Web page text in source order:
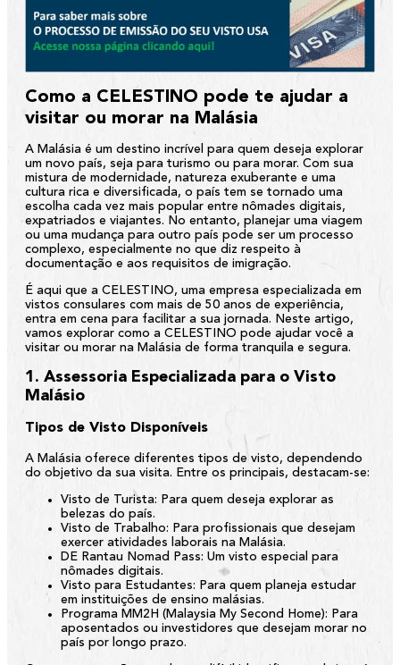
Como a CELESTINO pode te ajudar a
visitar ou morar na Malásia
A Malásia é um destino incrível para quem deseja explorar
um novo país, seja para turismo ou para morar. Com sua
mistura de modernidade, natureza exuberante e uma
cultura rica e diversificada, o país tem se tornado uma
escolha cada vez mais popular entre nômades digitais,
expatriados e viajantes. No entanto, planejar uma viagem
ou uma mudança para outro país pode ser um processo
complexo, especialmente no que diz respeito à
documentação e aos requisitos de imigração.
É aqui que a CELESTINO, uma empresa especializada em
vistos consulares com mais de 50 anos de experiência,
entra em cena para facilitar a sua jornada. Neste artigo,
vamos explorar como a CELESTINO pode ajudar você a
visitar ou morar na Malásia de forma tranquila e segura.
1. Assessoria Especializada para o Visto
Malásio
Tipos de Visto Disponíveis
A Malásia oferece diferentes tipos de visto, dependendo
do objetivo da sua visita. Entre os principais, destacam-se:
Visto de Turista: Para quem deseja explorar as
belezas do país.
Visto de Trabalho: Para profissionais que desejam
exercer atividades laborais na Malásia.
DE Rantau Nomad Pass: Um visto especial para
nômades digitais.
Visto para Estudantes: Para quem planeja estudar
em instituições de ensino malásias.
Programa MM2H (Malaysia My Second Home): Para
aposentados ou investidores que desejam morar no
país por longo prazo.